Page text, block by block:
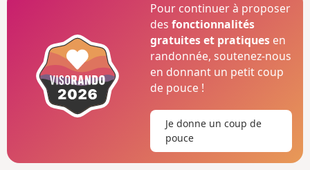
Pour continuer à proposer
desfonctionnalités
gratuites et pratiques en
randonnée, soutenez-nous
en donnant un petit coup
de pouce !
Je donne un coup de
pouce